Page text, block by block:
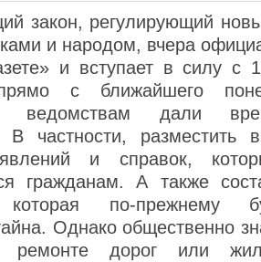
закон, регулирующий
и народом, вчера
и вступает в силу с
с ближайшего
ведомствам дали
В частности, разместить
и справок,
гражданам. А также
по-прежнему
Однако общественно
ремонте дорог или